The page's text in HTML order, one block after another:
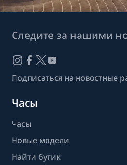
Следите за нашими
Подписаться на новостные
Часы
Часы
Новые модели
Найти бутик